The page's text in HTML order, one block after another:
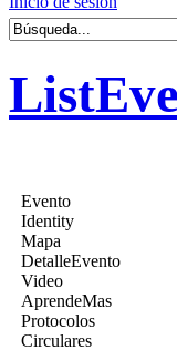
Evento
Identity
Mapa
DetalleEvento
Video
AprendeMas
Protocolos
Circulares